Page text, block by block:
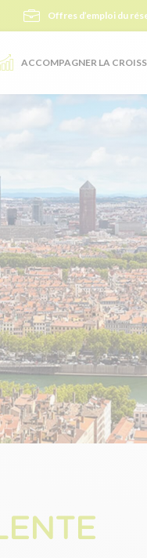
Offres d’emploi du
ACCOMPAGNER LA